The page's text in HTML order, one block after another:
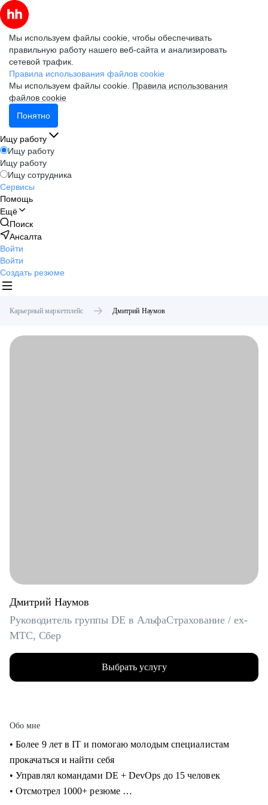
Мы используем файлы cookie, чтобы обеспечивать
правильную работу нашего веб-сайта и анализировать
сетевой трафик.
Правила использования файлов cookie
Мы используем файлы cookie. Правила использования
файлов cookie
Понятно
Ищу работу
Ищу работу
Ищу работу
Ищу сотрудника
Сервисы
Помощь
Ещё
Поиск
Ансалта
Войти
Войти
Создать резюме
Карьерный маркетплейс Дмитрий Наумов
Дмитрий Наумов
Руководитель группы DE в АльфаСтрахование / ex-
МТС, Сбер
Выбрать услугу
Обо мне
• Более 9 лет в IT и помогаю молодым специалистам
прокачаться и найти себя
• Управлял командами DE + DevOps до 15 человек
• Отсмотрел 1000+ резюме